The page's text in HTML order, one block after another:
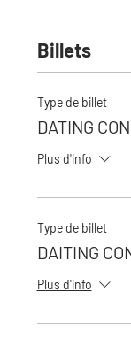
Billets
Type de billet
DATING
Plus d'info
Type de billet
DAITING
Plus d'info